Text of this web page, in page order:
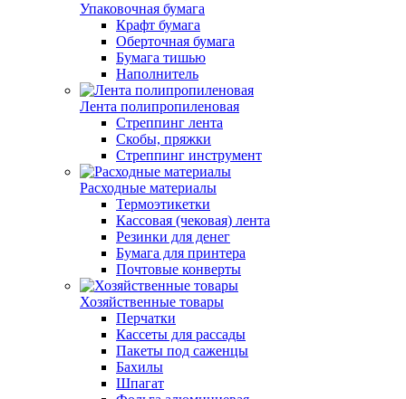
Упаковочная бумага
Крафт бумага
Оберточная бумага
Бумага тишью
Наполнитель
Лента полипропиленовая
Стреппинг лента
Скобы, пряжки
Стреппинг инструмент
Расходные материалы
Термоэтикетки
Кассовая (чековая) лента
Резинки для денег
Бумага для принтера
Почтовые конверты
Хозяйственные товары
Перчатки
Кассеты для рассады
Пакеты под саженцы
Бахилы
Шпагат